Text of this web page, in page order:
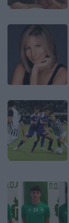
Image
Image
Image